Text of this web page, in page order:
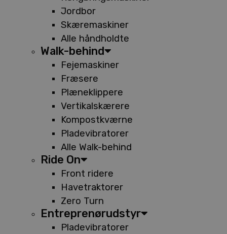
Jordbor
Skæremaskiner
Alle håndholdte
Walk-behind
Fejemaskiner
Fræsere
Plæneklippere
Vertikalskærere
Kompostkværne
Pladevibratorer
Alle Walk-behind
Ride On
Front ridere
Havetraktorer
Zero Turn
Entreprenørudstyr
Pladevibratorer